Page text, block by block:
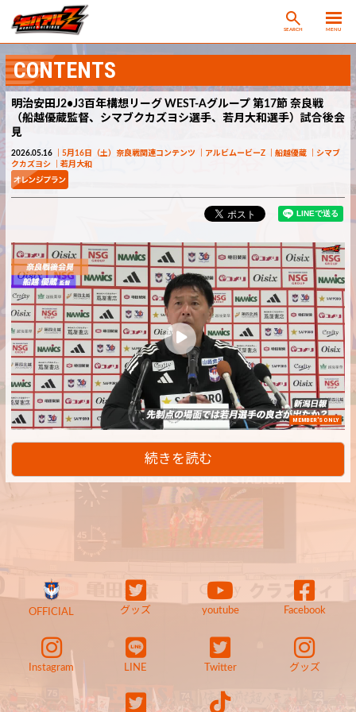
SEARCH MENU
CONTENTS
明治安田J2•J3百年構想リーグ WEST-Aグループ 第17節 奈良戦
（船越優蔵監督、シマブクカズヨシ選手、若月大和選手）試合後会
見
2026.05.16 5月16日（土）奈良戦関連コンテンツ アルビムービーZ 船越優蔵
シマブ
クカズヨシ
若月大和
MEMBER'S ONLY
続きを読む
OFFICIAL グッズ youtube Facebook
Instagram LINE Twitter グッズ